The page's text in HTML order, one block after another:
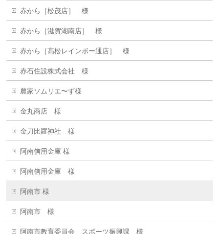
赤から［松茂店］ 様
赤から［滋賀湖南店］ 様
赤から［髙松レインボー通店］ 様
赤石住設株式会社 様
農家ソムリエ〜ず様
金丸商店 様
金刀比羅神社 様
阿南信用金庫 様
阿南信用金庫 様
阿南市 様
阿南市 様
阿南市教育委員会 スポーツ振興課 様